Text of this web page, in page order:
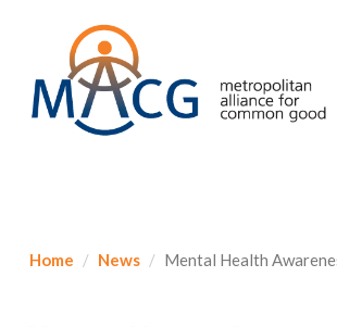
Home News Mental Health